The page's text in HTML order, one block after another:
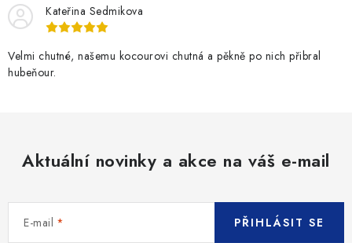
Kateřina Sedmikova
Velmi chutné, našemu kocourovi chutná a pěkně po nich přibral
hubeňour.
Aktuální novinky a akce na váš e-mail
E-mail PŘIHLÁSIT SE